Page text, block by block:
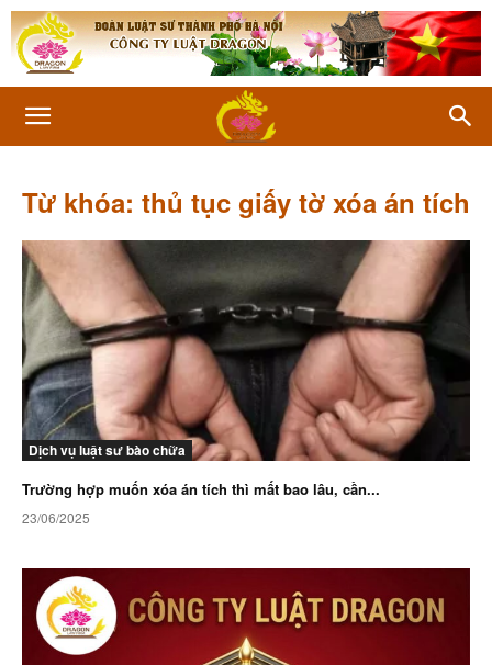
Từ khóa: thủ tục giấy tờ xóa án tích
Dịch vụ luật sư bào chữa
Trường hợp muốn xóa án tích thì mất bao lâu, cần...
23/06/2025